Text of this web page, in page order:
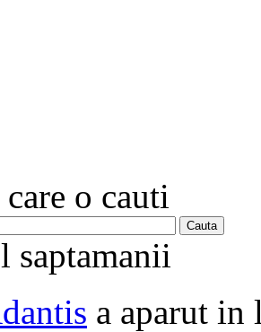
o cauti
saptamanii
a aparut in